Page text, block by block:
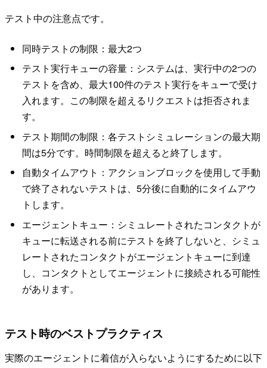
テスト中の注意点です。
同時テストの制限：最大2つ
テスト実行キューの容量：システムは、実行中の2つの
テストを含め、最大100件のテスト実行をキューで受け
入れます。この制限を超えるリクエストは拒否されま
す。
テスト期間の制限：各テストシミュレーションの最大期
間は5分です。時間制限を超えると終了します。
自動タイムアウト：アクションブロックを使用して手動
で終了されないテストは、5分後に自動的にタイムアウ
トします。
エージェントキュー：シミュレートされたコンタクトが
キューに転送される前にテストを終了しないと、シミュ
レートされたコンタクトがエージェントキューに到達
し、コンタクトとしてエージェントに接続される可能性
があります。
テスト時のベストプラクティス
実際のエージェントに着信が入らないようにするために以下